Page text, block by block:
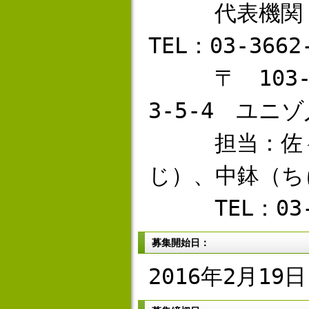
代表機関
TEL：03-
〒 103-
3-5-4 ユニゾ
担当：佐々
じ）、中鉢（
TEL：03-
募集開始日：
2016年2月19